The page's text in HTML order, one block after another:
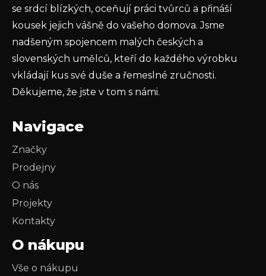
PŘIHLÁSIT SE
se srdcí blízkých, oceňují práci tvůrců a přináší
kousek jejich vášně do vašeho domova. Jsme
nadšeným spojencem malých českých a
slovenských umělců, kteří do každého výrobku
vkládají kus své duše a řemeslné zručnosti.
Děkujeme, že jste v tom s námi.
Navigace
Značky
Prodejny
O nás
Projekty
Kontakty
O nákupu
Vše o nákupu